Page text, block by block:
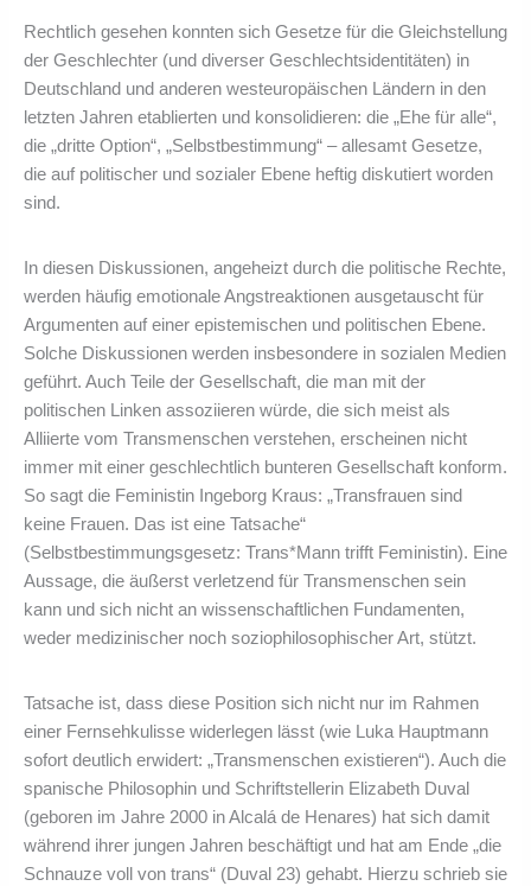
Rechtlich gesehen konnten sich Gesetze für die Gleichstellung
der Geschlechter (und diverser Geschlechtsidentitäten) in
Deutschland und anderen westeuropäischen Ländern in den
letzten Jahren etablierten und konsolidieren: die „Ehe für alle“,
die „dritte Option“, „Selbstbestimmung“ – allesamt Gesetze,
die auf politischer und sozialer Ebene heftig diskutiert worden
sind.
In diesen Diskussionen, angeheizt durch die politische Rechte,
werden häufig emotionale Angstreaktionen ausgetauscht für
Argumenten auf einer epistemischen und politischen Ebene.
Solche Diskussionen werden insbesondere in sozialen Medien
geführt. Auch Teile der Gesellschaft, die man mit der
politischen Linken assoziieren würde, die sich meist als
Alliierte vom Transmenschen verstehen, erscheinen nicht
immer mit einer geschlechtlich bunteren Gesellschaft konform.
So sagt die Feministin Ingeborg Kraus: „Transfrauen sind
keine Frauen. Das ist eine Tatsache“
(Selbstbestimmungsgesetz: Trans*Mann trifft Feministin). Eine
Aussage, die äußerst verletzend für Transmenschen sein
kann und sich nicht an wissenschaftlichen Fundamenten,
weder medizinischer noch soziophilosophischer Art, stützt.
Tatsache ist, dass diese Position sich nicht nur im Rahmen
einer Fernsehkulisse widerlegen lässt (wie Luka Hauptmann
sofort deutlich erwidert: „Transmenschen existieren“). Auch die
spanische Philosophin und Schriftstellerin Elizabeth Duval
(geboren im Jahre 2000 in Alcalá de Henares) hat sich damit
während ihrer jungen Jahren beschäftigt und hat am Ende „die
Schnauze voll von trans“ (Duval 23) gehabt. Hierzu schrieb sie